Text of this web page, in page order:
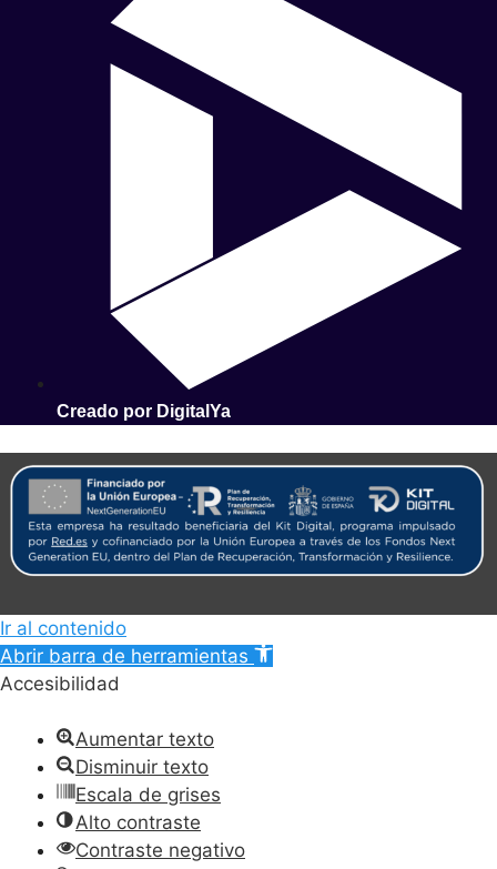
Creado por DigitalYa
Ir al contenido
Abrir barra de herramientas
Accesibilidad
Aumentar texto
Disminuir texto
Escala de grises
Alto contraste
Contraste negativo